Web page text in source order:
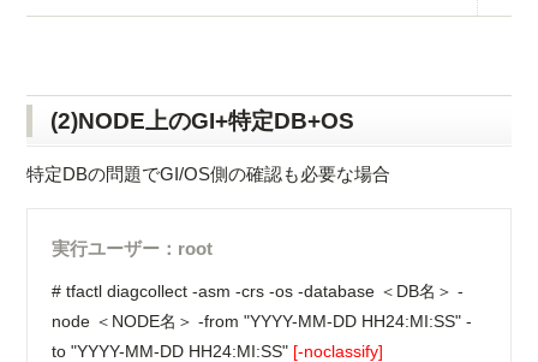
(2)NODE上のGI+特定DB+OS
特定DBの問題でGI/OS側の確認も必要な場合
実行ユーザー：root
# tfactl diagcollect -asm -crs -os -database ＜DB名＞ -
node ＜NODE名＞ -from "YYYY-MM-DD HH24:MI:SS" -
to "YYYY-MM-DD HH24:MI:SS" [-noclassify]